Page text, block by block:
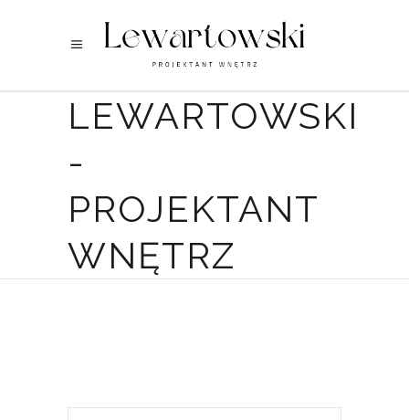
LEWARTOWSKI
-
PROJEKTANT
WNĘTRZ